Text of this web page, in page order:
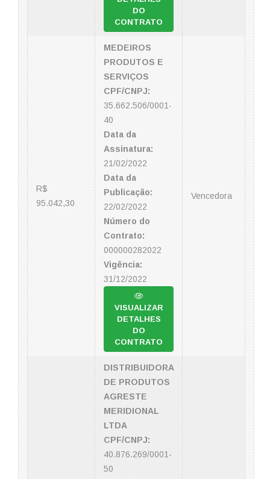
DO
CONTRATO
R$
95.042,30
MEDEIROS
PRODUTOS E
SERVIÇOS
CPF/CNPJ:
35.662.506/0001-
40
Data da
Assinatura:
21/02/2022
Data da
Publicação:
22/02/2022
Número do
Contrato:
000000282022
Vigência:
31/12/2022
VISUALIZAR
DETALHES
DO
CONTRATO
Vencedora
DISTRIBUIDORA
DE PRODUTOS
AGRESTE
MERIDIONAL
LTDA
CPF/CNPJ:
40.876.269/0001-
50